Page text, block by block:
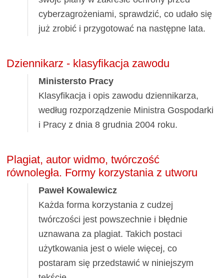
cyberzagrożeniami, sprawdzić, co udało się
już zrobić i przygotować na następne lata.
Dziennikarz - klasyfikacja zawodu
Ministersto Pracy
Klasyfikacja i opis zawodu dziennikarza,
według rozporządzenie Ministra Gospodarki
i Pracy z dnia 8 grudnia 2004 roku.
Plagiat, autor widmo, twórczość
równoległa. Formy korzystania z utworu
Paweł Kowalewicz
Każda forma korzystania z cudzej
twórczości jest powszechnie i błędnie
uznawana za plagiat. Takich postaci
użytkowania jest o wiele więcej, co
postaram się przedstawić w niniejszym